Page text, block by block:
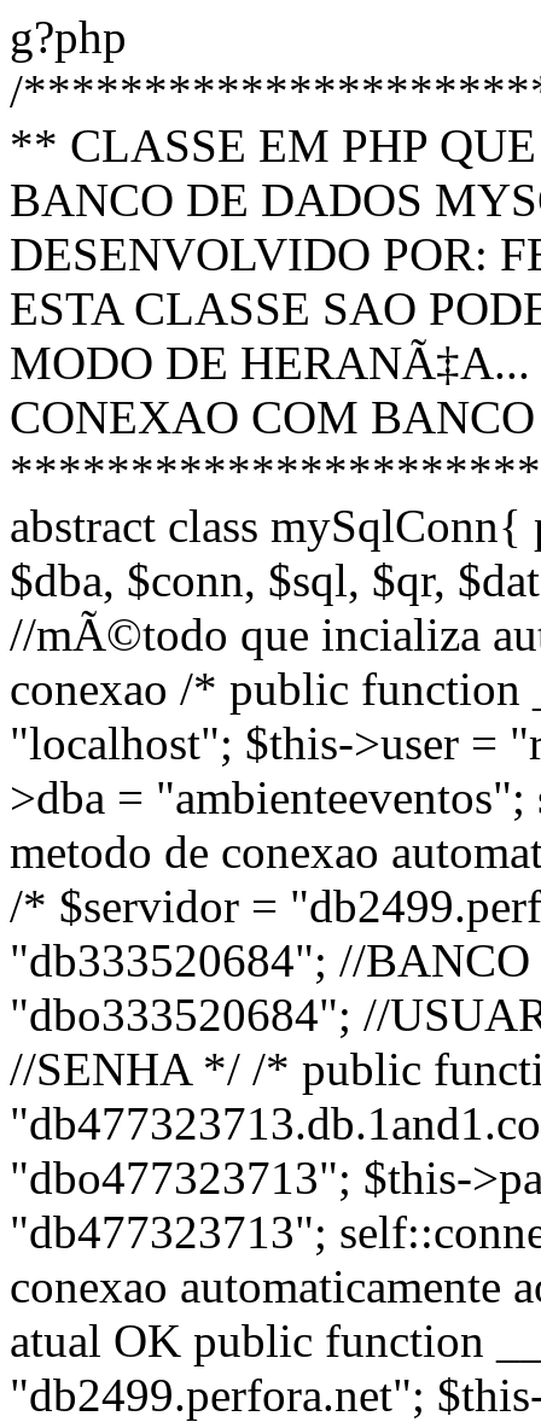
g?php
/
** CLASSE EM PHP
BANCO DE DADOS
DESENVOLVIDO POR:
ESTA CLASSE SAO
MODO DE
CONEXAO COM
abstract class mySqlConn{
$dba, $conn, $sql, $qr,
//mÃ©todo que incializa
conexao /* public function
"localhost"; $this->user =
>dba =
metodo de conexao
/* $servidor =
"db333520684"; //
"dbo333520684"; //
//SENHA */ /* public
"dbo477323713"; $this-
"db477323713";
conexao automaticamente
atual OK public function
"db2499.perfora.net";